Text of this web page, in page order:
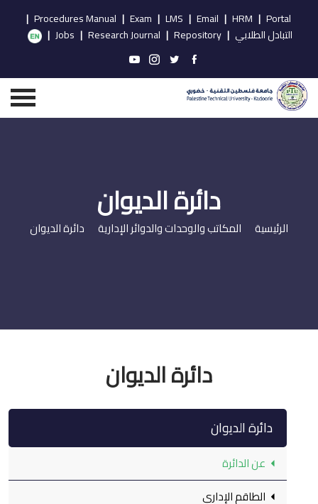
Portal
|
HRM
|
Email
|
LMS
|
Exam
|
Procedures Manual
|
التبادل الطلابي |
Repository
|
Research Journal
|
Jobs
|
دائرة الديوان
الرئيسية المكاتب والوحدات والدوائر الإدارية دائرة الديوان
دائرة الديوان
دائرة الديوان
عن الدائرة
الطاقم الإداري